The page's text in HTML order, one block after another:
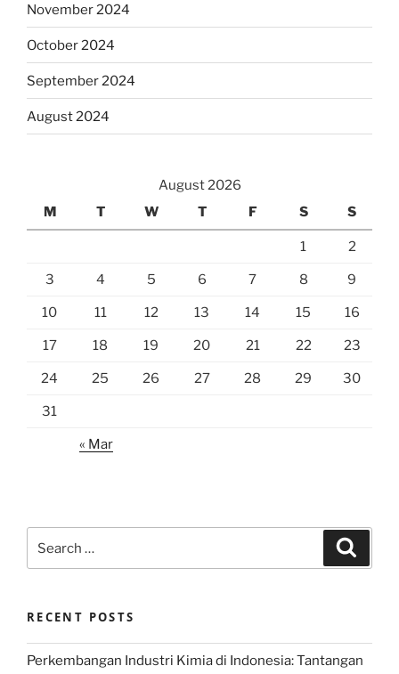
November 2024
October 2024
September 2024
August 2024
August 2026
M
T W T F S S
1 2
3 4 5 6 7 8 9
10 11 12 13 14 15 16
17 18 19 20 21 22 23
24 25 26 27 28 29 30
31
« Mar
for:
RECENT POSTS
Perkembangan Industri Kimia di Indonesia: Tantangan